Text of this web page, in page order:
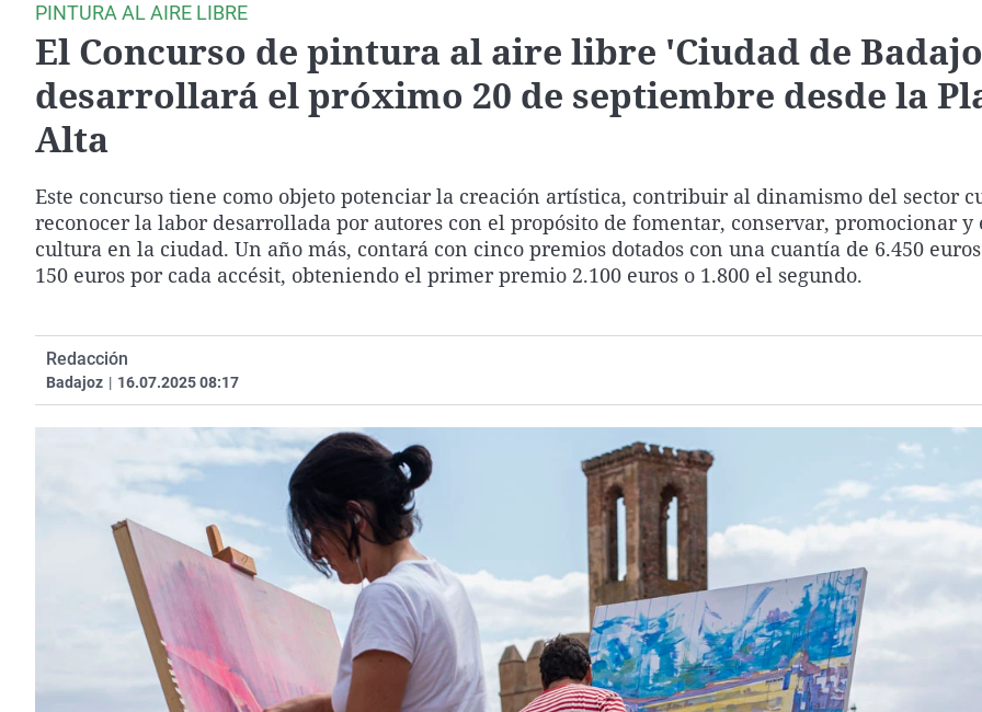
gato
Operación Viuda
Negra
PINTURA AL AIRE LIBRE
El Concurso de pintura al aire libre 'Ciudad de
desarrollará el próximo 20 de septiembre desde la
Alta
Este concurso tiene como objeto potenciar la creación artística, contribuir al dinamismo del sector
reconocer la labor desarrollada por autores con el propósito de fomentar, conservar, promocionar y
cultura en la ciudad. Un año más, contará con cinco premios dotados con una cuantía de 6.450
150 euros por cada accésit, obteniendo el primer premio 2.100 euros o 1.800 el segundo.
Redacción
Badajoz | 16.07.2025 08:17